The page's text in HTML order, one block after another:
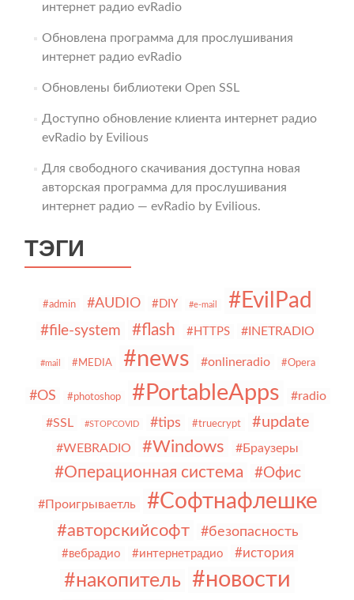
интернет радио evRadio
Обновлена программа для прослушивания
интернет радио evRadio
Обновлены библиотеки Open SSL
Доступно обновление клиента интернет радио
evRadio by Evilious
Для свободного скачивания доступна новая
авторская программа для прослушивания
интернет радио — evRadio by Evilious.
ТЭГИ
#admin #AUDIO #DIY #e-mail #EvilPad
#file-system #flash #HTTPS #INETRADIO
#mail #MEDIA #news #onlineradio #Opera
#OS #photoshop #PortableApps #radio
#SSL #STOPCOVID #tips #truecrypt #update
#WEBRADIO #Windows #Браузеры
#Операционная система #Офис
#Проигрываетль #Софтнафлешке
#авторскийсофт #безопасность
#вебрадио #интернетрадио #история
#накопитель #новости